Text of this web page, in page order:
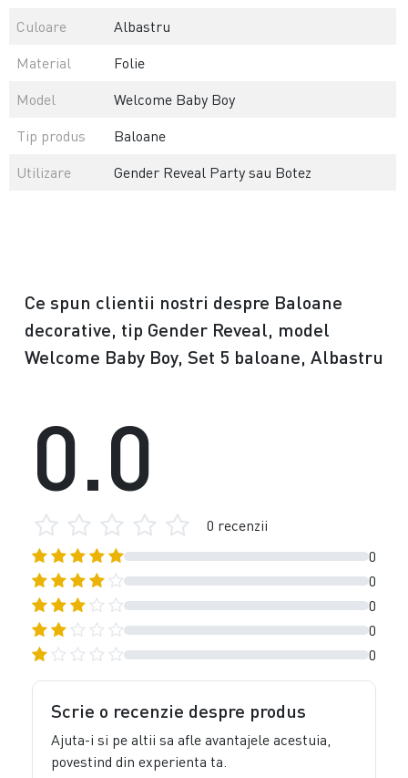
Culoare
Albastru
Material
Folie
Model
Welcome Baby Boy
Tip produs
Baloane
Utilizare
Gender Reveal Party sau Botez
Ce spun clientii nostri despre Baloane
decorative, tip Gender Reveal, model
Welcome Baby Boy, Set 5 baloane, Albastru
0
0
0
0
0
0.0
0 recenzii
Scrie o recenzie despre produs
Ajuta-i si pe altii sa afle avantajele acestuia,
povestind din experienta ta.